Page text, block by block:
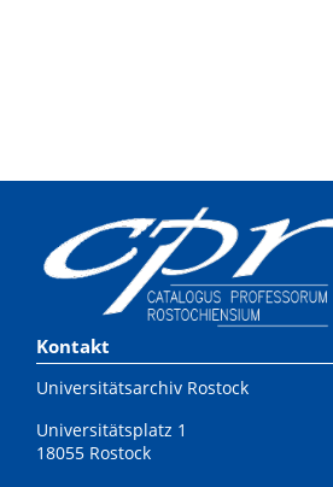
Kontakt
Universitätsarchiv Rostock
Universitätsplatz 1
18055 Rostock